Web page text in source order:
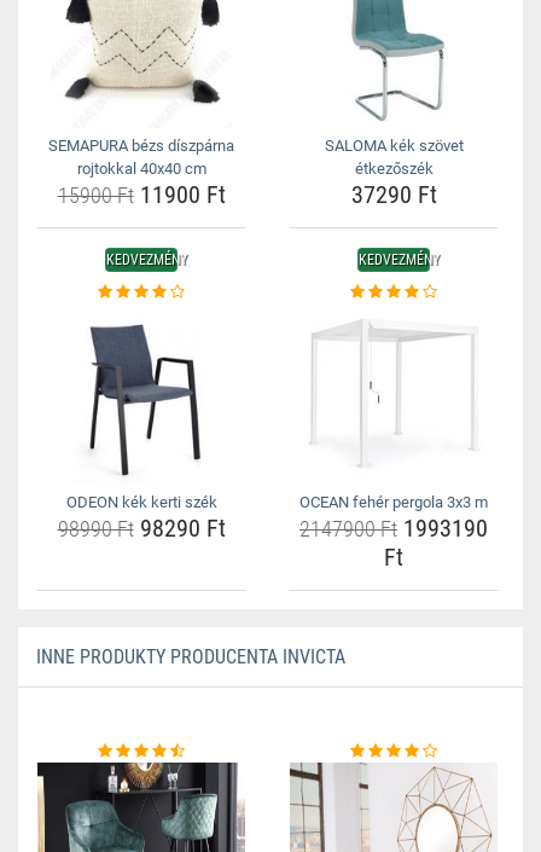
SEMAPURA bézs díszpárna
rojtokkal 40x40 cm
15900 Ft11900 Ft
SALOMA kék szövet
étkezőszék
37290 Ft
KEDVEZMÉNY
ODEON kék kerti szék
98990 Ft98290 Ft
KEDVEZMÉNY
OCEAN fehér pergola 3x3 m
2147900 Ft 1993190
Ft
INNE PRODUKTY PRODUCENTA INVICTA